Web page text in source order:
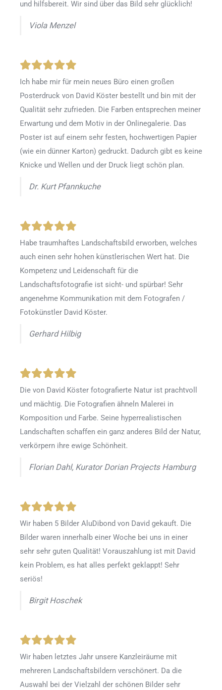
und hilfsbereit. Wir sind über das Bild sehr glücklich!
Viola Menzel
Ich habe mir für mein neues Büro einen großen
Posterdruck von David Köster bestellt und bin mit der
Qualität sehr zufrieden. Die Farben entsprechen meiner
Erwartung und dem Motiv in der Onlinegalerie. Das
Poster ist auf einem sehr festen, hochwertigen Papier
(wie ein dünner Karton) gedruckt. Dadurch gibt es keine
Knicke und Wellen und der Druck liegt schön plan.
Dr. Kurt Pfannkuche
Habe traumhaftes Landschaftsbild erworben, welches
auch einen sehr hohen künstlerischen Wert hat. Die
Kompetenz und Leidenschaft für die
Landschaftsfotografie ist sicht- und spürbar! Sehr
angenehme Kommunikation mit dem Fotografen /
Fotokünstler David Köster.
Gerhard Hilbig
Die von David Köster fotografierte Natur ist prachtvoll
und mächtig. Die Fotografien ähneln Malerei in
Komposition und Farbe. Seine hyperrealistischen
Landschaften schaffen ein ganz anderes Bild der Natur,
verkörpern ihre ewige Schönheit.
Florian Dahl, Kurator Dorian Projects Hamburg
Wir haben 5 Bilder AluDibond von David gekauft. Die
Bilder waren innerhalb einer Woche bei uns in einer
sehr sehr guten Qualität! Vorauszahlung ist mit David
kein Problem, es hat alles perfekt geklappt! Sehr
seriös!
Birgit Hoschek
Wir haben letztes Jahr unsere Kanzleiräume mit
mehreren Landschaftsbildern verschönert. Da die
Auswahl bei der Vielzahl der schönen Bilder sehr